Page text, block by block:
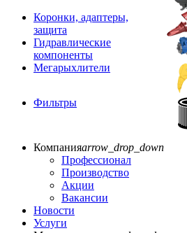
Коронки, адаптеры,
защита
Гидравлические
компоненты
Мегарыхлители
Фильтры
Компанияarrow_drop_down
Профессионал
Производство
Акции
Вакансии
Новости
Услуги